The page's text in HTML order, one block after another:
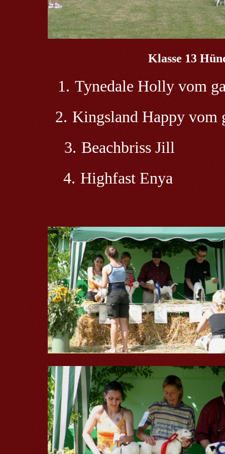
Klasse 13
1. Tynedale Holly vom
2. Kingsland Happy vom
3. Beachbriss Jill
4. Highfast Enya